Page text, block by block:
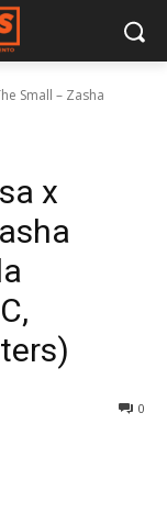
Small – Zasha
x
0